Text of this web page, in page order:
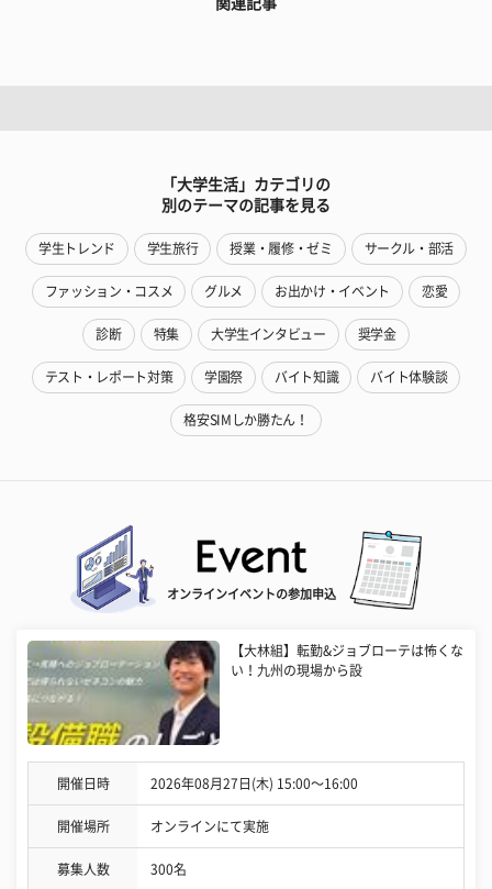
関連記事
「大学生活」カテゴリの
別のテーマの記事を見る
学生トレンド 学生旅行 授業・履修・ゼミ サークル・部活
ファッション・コスメ グルメ お出かけ・イベント 恋愛
診断 特集 大学生インタビュー 奨学金
テスト・レポート対策 学園祭 バイト知識 バイト体験談
格安SIMしか勝たん！
オンラインイベントの参加申込
【大林組】転勤&ジョブローテは怖くな
い！九州の現場から設
開催日時 2026年08月27日(木) 15:00〜16:00
開催場所 オンラインにて実施
募集人数 300名